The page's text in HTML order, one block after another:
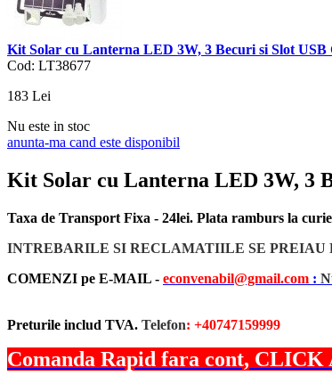
Kit Solar cu Lanterna LED 3W, 3 Becuri si Slot USB
Cod: LT38677
183 Lei
Nu este in stoc
anunta-ma cand este disponibil
Kit Solar cu Lanterna LED 3W, 3
Taxa de Transport Fixa - 24lei. Plata ramburs la
INTREBARILE SI RECLAMATIILE SE PREIAU
COMENZI pe E-MAIL - econvenabil@gmail.com :
Preturile includ TVA. Telefon: +40747159999
Comanda Rapid fara cont, CLICK